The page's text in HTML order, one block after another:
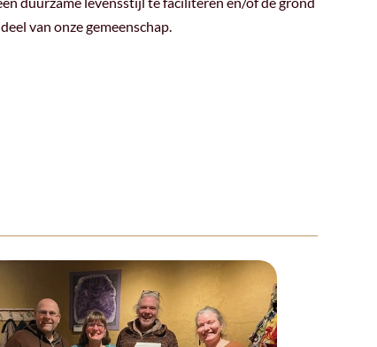
van onze gemeenschap.